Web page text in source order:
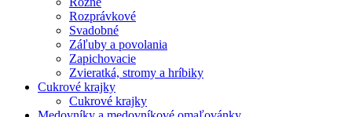
Rozprávkové
Svadobné
Záľuby a povolania
Zapichovacie
Zvieratká, stromy a hríbiky
Cukrové krajky
Cukrové krajky